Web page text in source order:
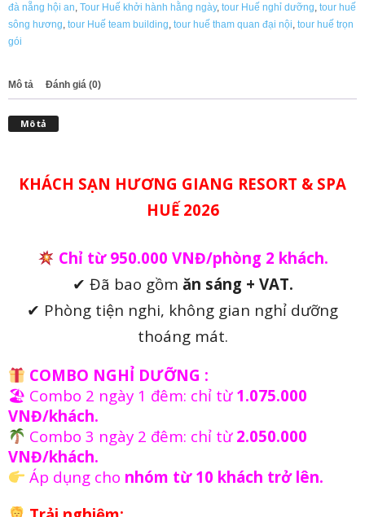
đà nẵng hội an, Tour Huế khởi hành hằng ngày, tour Huế nghỉ dưỡng, tour huế
sông hương, tour Huế team building, tour huế tham quan đại nội, tour huế trọn
gói
Mô tả Đánh giá (0)
Mô tả
KHÁCH SẠN HƯƠNG GIANG RESORT & SPA
HUẾ 2026
Chỉ từ 950.000 VNĐ/phòng 2 khách.
✔ Đã bao gồm ăn sáng + VAT.
✔ Phòng tiện nghi, không gian nghỉ dưỡng
thoáng mát.
COMBO NGHỈ DƯỠNG :
🏖 Combo 2 ngày 1 đêm: chỉ từ 1.075.000
VNĐ/khách.
Combo 3 ngày 2 đêm: chỉ từ 2.050.000
VNĐ/khách.
Áp dụng cho nhóm từ 10 khách trở lên.